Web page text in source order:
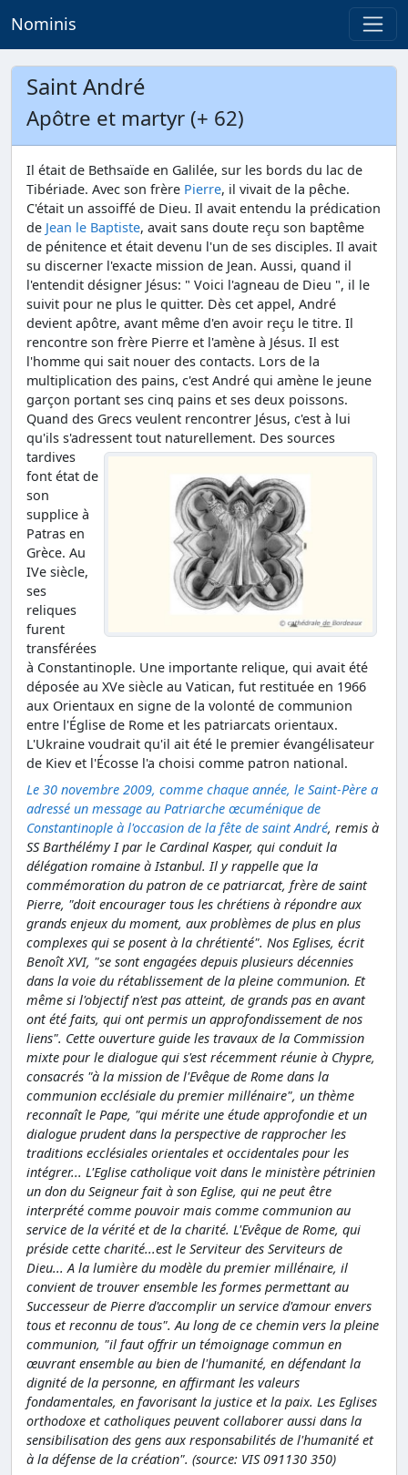
Nominis
Saint André
Apôtre et martyr (+ 62)
Il était de Bethsaïde en Galilée, sur les bords du lac de
Tibériade. Avec son frère Pierre, il vivait de la pêche.
C'était un assoiffé de Dieu. Il avait entendu la prédication
de Jean le Baptiste, avait sans doute reçu son baptême
de pénitence et était devenu l'un de ses disciples. Il avait
su discerner l'exacte mission de Jean. Aussi, quand il
l'entendit désigner Jésus: " Voici l'agneau de Dieu ", il le
suivit pour ne plus le quitter. Dès cet appel, André
devient apôtre, avant même d'en avoir reçu le titre. Il
rencontre son frère Pierre et l'amène à Jésus. Il est
l'homme qui sait nouer des contacts. Lors de la
multiplication des pains, c'est André qui amène le jeune
garçon portant ses cinq pains et ses deux poissons.
Quand des Grecs veulent rencontrer Jésus, c'est à lui
qu'ils s'adressent tout naturellement. Des sources
tardives
font état de
son
supplice à
Patras en
Grèce. Au
IVe siècle,
ses
reliques
furent
transférées
à Constantinople. Une importante relique, qui avait été
déposée au XVe siècle au Vatican, fut restituée en 1966
aux Orientaux en signe de la volonté de communion
entre l'Église de Rome et les patriarcats orientaux.
L'Ukraine voudrait qu'il ait été le premier évangélisateur
de Kiev et l'Écosse l'a choisi comme patron national.
Le 30 novembre 2009, comme chaque année, le Saint-Père a
adressé un message au Patriarche œcuménique de
Constantinople à l'occasion de la fête de saint André, remis à
SS Barthélémy I par le Cardinal Kasper, qui conduit la
délégation romaine à Istanbul. Il y rappelle que la
commémoration du patron de ce patriarcat, frère de saint
Pierre, "doit encourager tous les chrétiens à répondre aux
grands enjeux du moment, aux problèmes de plus en plus
complexes qui se posent à la chrétienté". Nos Eglises, écrit
Benoît XVI, "se sont engagées depuis plusieurs décennies
dans la voie du rétablissement de la pleine communion. Et
même si l'objectif n'est pas atteint, de grands pas en avant
ont été faits, qui ont permis un approfondissement de nos
liens". Cette ouverture guide les travaux de la Commission
mixte pour le dialogue qui s'est récemment réunie à Chypre,
consacrés "à la mission de l'Evêque de Rome dans la
communion ecclésiale du premier millénaire", un thème
reconnaît le Pape, "qui mérite une étude approfondie et un
dialogue prudent dans la perspective de rapprocher les
traditions ecclésiales orientales et occidentales pour les
intégrer... L'Eglise catholique voit dans le ministère pétrinien
un don du Seigneur fait à son Eglise, qui ne peut être
interprété comme pouvoir mais comme communion au
service de la vérité et de la charité. L'Evêque de Rome, qui
préside cette charité...est le Serviteur des Serviteurs de
Dieu... A la lumière du modèle du premier millénaire, il
convient de trouver ensemble les formes permettant au
Successeur de Pierre d'accomplir un service d'amour envers
tous et reconnu de tous". Au long de ce chemin vers la pleine
communion, "il faut offrir un témoignage commun en
œuvrant ensemble au bien de l'humanité, en défendant la
dignité de la personne, en affirmant les valeurs
fondamentales, en favorisant la justice et la paix. Les Eglises
orthodoxe et catholiques peuvent collaborer aussi dans la
sensibilisation des gens aux responsabilités de l'humanité et
à la défense de la création". (source: VIS 091130 350)